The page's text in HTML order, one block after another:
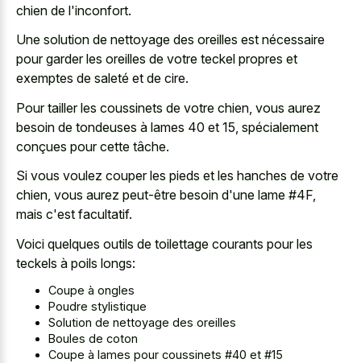
chien de l'inconfort.
Une solution de nettoyage des oreilles est nécessaire
pour garder les oreilles de votre teckel propres et
exemptes de saleté et de cire.
Pour tailler les coussinets de votre chien, vous aurez
besoin de tondeuses à lames 40 et 15, spécialement
conçues pour cette tâche.
Si vous voulez couper les pieds et les hanches de votre
chien, vous aurez peut-être besoin d'une lame #4F,
mais c'est facultatif.
Voici quelques outils de toilettage courants pour les
teckels à poils longs:
Coupe à ongles
Poudre stylistique
Solution de nettoyage des oreilles
Boules de coton
Coupe à lames pour coussinets #40 et #15